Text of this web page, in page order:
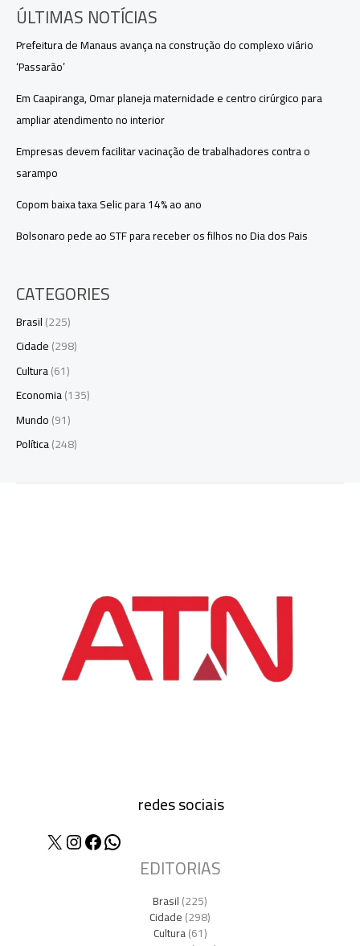
ÚLTIMAS NOTÍCIAS
Prefeitura de Manaus avança na construção do complexo viário
‘Passarão’
Em Caapiranga, Omar planeja maternidade e centro cirúrgico para
ampliar atendimento no interior
Empresas devem facilitar vacinação de trabalhadores contra o
sarampo
Copom baixa taxa Selic para 14% ao ano
Bolsonaro pede ao STF para receber os filhos no Dia dos Pais
CATEGORIES
Brasil(225)
Cidade(298)
Cultura(61)
Economia(135)
Mundo(91)
Política(248)
redes sociais
X Instagram
Facebook
WhatsApp
EDITORIAS
Brasil(225)
Cidade(298)
Cultura(61)